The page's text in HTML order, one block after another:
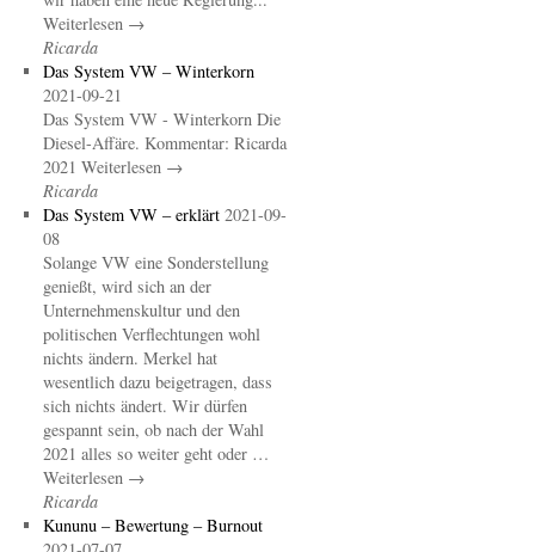
Weiterlesen →
Ricarda
Das System VW – Winterkorn
2021-09-21
Das System VW - Winterkorn Die
Diesel-Affäre. Kommentar: Ricarda
2021 Weiterlesen →
Ricarda
Das System VW – erklärt 2021-09-
08
Solange VW eine Sonderstellung
genießt, wird sich an der
Unternehmenskultur und den
politischen Verflechtungen wohl
nichts ändern. Merkel hat
wesentlich dazu beigetragen, dass
sich nichts ändert. Wir dürfen
gespannt sein, ob nach der Wahl
2021 alles so weiter geht oder …
Weiterlesen →
Ricarda
Kununu – Bewertung – Burnout